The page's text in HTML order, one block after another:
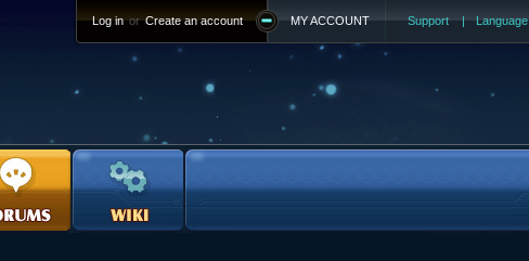
Support | Language
MY ACCOUNT
Log in or Create an account